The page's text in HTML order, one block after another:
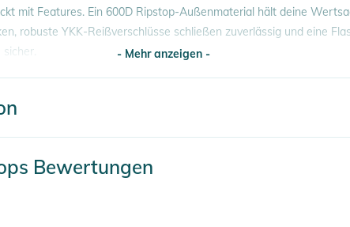
mit Features. Ein 600D Ripstop-Außenmaterial hält deine
robuste YKK-Reißverschlüsse schließen zuverlässig und eine
Rückseite, gepolsterte Rückwand, TPU-beschichtete Ober- und
- Mehr anzeigen -
Bewertungen